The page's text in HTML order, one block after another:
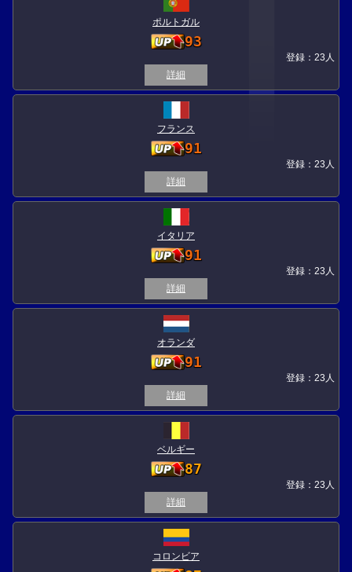
ポルトガル
93
登録：23人
詳細
フランス
91
登録：23人
詳細
イタリア
91
登録：23人
詳細
オランダ
91
登録：23人
詳細
ベルギー
87
登録：23人
詳細
コロンビア